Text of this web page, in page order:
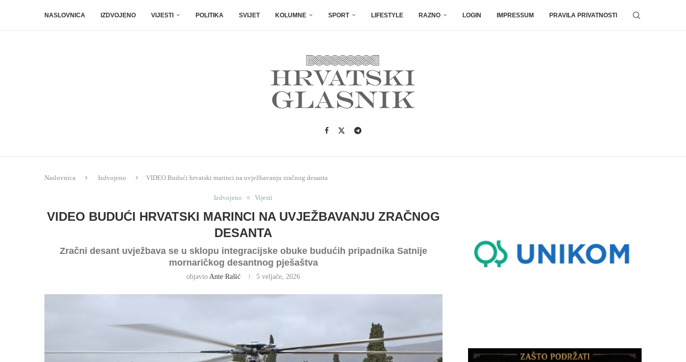
NASLOVNICA IZDVOJENO VIJESTI POLITIKA SVIJET KOLUMNE SPORT LIFESTYLE RAZNO LOGIN IMPRESSUM PRAVILA PRIVATNOSTI
Naslovnica Izdvojeno VIDEO Budući hrvatski marinci na uvježbavanju zračnog desanta
Izdvojeno Vijesti
VIDEO BUDUĆI HRVATSKI MARINCI NA UVJEŽBAVANJU ZRAČNOG
DESANTA
Zračni desant uvježbava se u sklopu integracijske obuke budućih pripadnika Satnije
mornaričkog desantnog pješaštva
objavioAnte Rašić 5 veljače, 2026